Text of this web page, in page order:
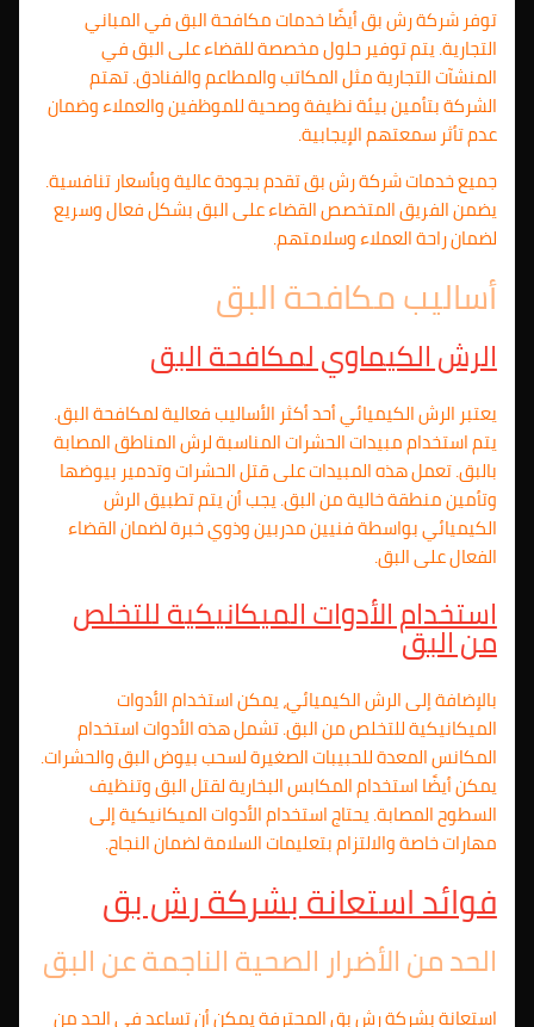
توفر شركة رش بق أيضًا خدمات مكافحة البق في المباني
التجارية. يتم توفير حلول مخصصة للقضاء على البق في
المنشآت التجارية مثل المكاتب والمطاعم والفنادق. تهتم
الشركة بتأمين بيئة نظيفة وصحية للموظفين والعملاء وضمان
عدم تأثر سمعتهم الإيجابية.
جميع خدمات شركة رش بق تقدم بجودة عالية وبأسعار تنافسية.
يضمن الفريق المتخصص القضاء على البق بشكل فعال وسريع
لضمان راحة العملاء وسلامتهم.
أساليب مكافحة البق
الرش الكيماوي لمكافحة البق
يعتبر الرش الكيميائي أحد أكثر الأساليب فعالية لمكافحة البق.
يتم استخدام مبيدات الحشرات المناسبة لرش المناطق المصابة
بالبق. تعمل هذه المبيدات على قتل الحشرات وتدمير بيوضها
وتأمين منطقة خالية من البق. يجب أن يتم تطبيق الرش
الكيميائي بواسطة فنيين مدربين وذوي خبرة لضمان القضاء
الفعال على البق.
استخدام الأدوات الميكانيكية للتخلص
من البق
بالإضافة إلى الرش الكيميائي، يمكن استخدام الأدوات
الميكانيكية للتخلص من البق. تشمل هذه الأدوات استخدام
المكانس المعدة للحبيبات الصغيرة لسحب بيوض البق والحشرات.
يمكن أيضًا استخدام المكابس البخارية لقتل البق وتنظيف
السطوح المصابة. يحتاج استخدام الأدوات الميكانيكية إلى
مهارات خاصة والالتزام بتعليمات السلامة لضمان النجاح.
فوائد استعانة بشركة رش بق
الحد من الأضرار الصحية الناجمة عن البق
استعانة بشركة رش بق المحترفة يمكن أن تساعد في الحد من